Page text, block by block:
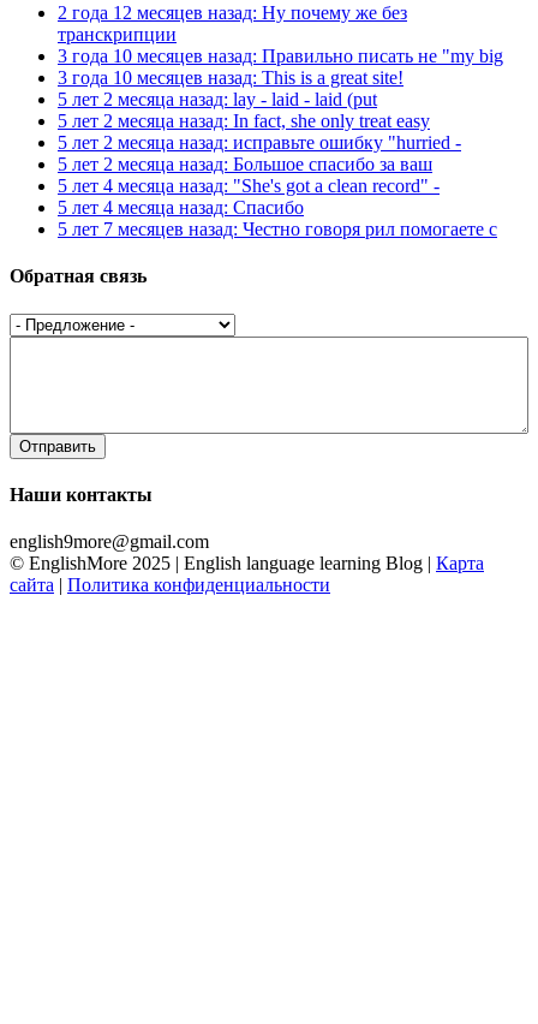
2 года 12 месяцев назад: Ну почему же без
транскрипции
3 года 10 месяцев назад: Правильно писать не "my big
3 года 10 месяцев назад: This is a great site!
5 лет 2 месяца назад: lay - laid - laid (put
5 лет 2 месяца назад: In fact, she only treat easy
5 лет 2 месяца назад: исправьте ошибку "hurried -
5 лет 2 месяца назад: Большое спасибо за ваш
5 лет 4 месяца назад: "She's got a clean record" -
5 лет 4 месяца назад: Спасибо
5 лет 7 месяцев назад: Честно говоря рил помогаете с
Обратная связь
Предложение *
Наши контакты
english9more@gmail.com
© EnglishMore 2025 | English language learning Blog | Карта
сайта | Политика конфиденциальности